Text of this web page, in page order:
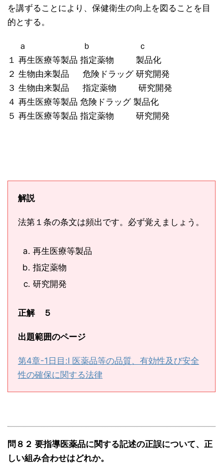
を講ずることにより、保健衛生の向上を図ることを目
的とする。
ａ ｂ ｃ
１ 再生医療等製品 指定薬物 製品化
２ 生物由来製品 危険ドラッグ 研究開発
３ 生物由来製品 指定薬物 研究開発
４ 再生医療等製品 危険ドラッグ 製品化
５ 再生医療等製品 指定薬物 研究開発
解説
法第１条の条文は頻出です。必ず覚えましょう。
再生医療等製品
指定薬物
研究開発
正解 ５
出題範囲のページ
第4章-1日目:Ⅰ 医薬品等の品質、有効性及び安全
性の確保に関する法律
問８２ 要指導医薬品に関する記述の正誤について、正
しい組み合わせはどれか。